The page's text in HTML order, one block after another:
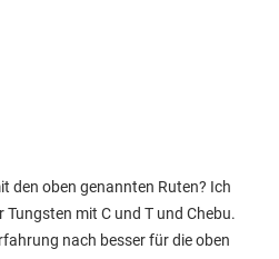
den oben genannten Ruten? Ich
Tungsten mit C und T und Chebu.
nach besser für die oben